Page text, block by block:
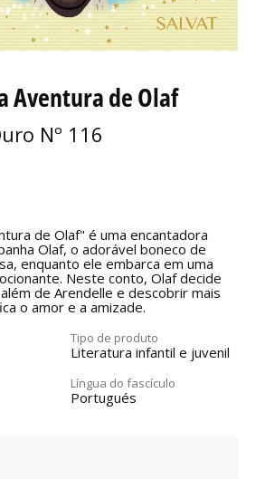
Aventura de Olaf
Nº 116
de Olaf" é uma encantadora
Olaf, o adorável boneco de
enquanto ele embarca em uma
Neste conto, Olaf decide
de Arendelle e descobrir mais
o amor e a amizade.
Tipo de produto
Literatura infantil e juvenil
Língua do fascículo
Portugués